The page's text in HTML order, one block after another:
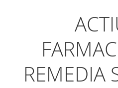
REMEDIA